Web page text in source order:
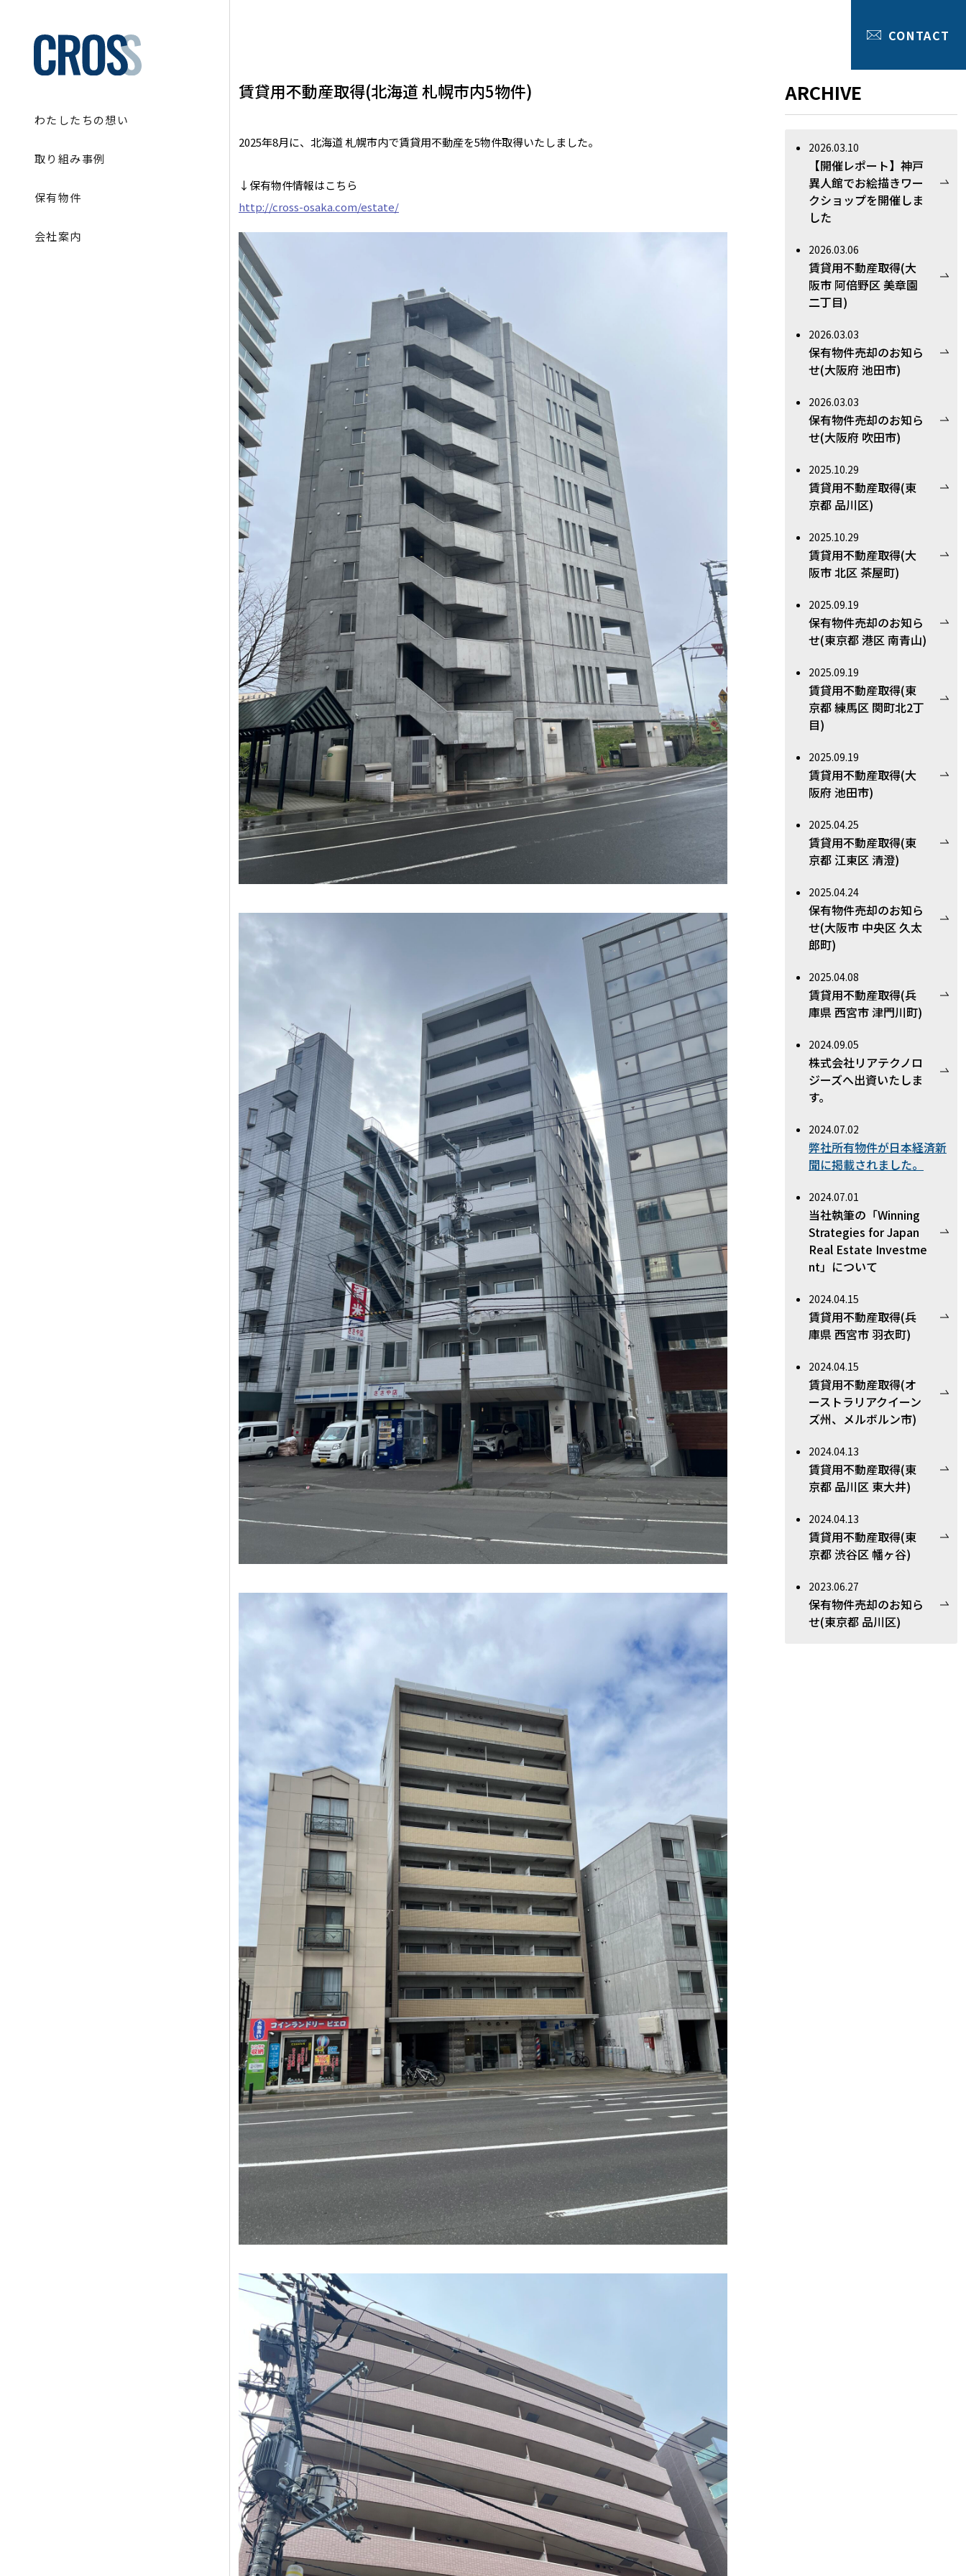
わたしたちの想い
取り組み事例
保有物件
会社案内
CONTACT
賃貸用不動産取得(北海道 札幌市内5物件)
2025年8月に、北海道 札幌市内で賃貸用不動産を5物件取得いたしました。
↓保有物件情報はこちら
http://cross-osaka.com/estate/
ARCHIVE
2026.03.10
【開催レポート】神戸
異人館でお絵描きワー
クショップを開催しま
した
2026.03.06
賃貸用不動産取得(大
阪市 阿倍野区 美章園
二丁目)
2026.03.03
保有物件売却のお知ら
せ(大阪府 池田市)
2026.03.03
保有物件売却のお知ら
せ(大阪府 吹田市)
2025.10.29
賃貸用不動産取得(東
京都 品川区)
2025.10.29
賃貸用不動産取得(大
阪市 北区 茶屋町)
2025.09.19
保有物件売却のお知ら
せ(東京都 港区 南青山)
2025.09.19
賃貸用不動産取得(東
京都 練馬区 関町北2丁
目)
2025.09.19
賃貸用不動産取得(大
阪府 池田市)
2025.04.25
賃貸用不動産取得(東
京都 江東区 清澄)
2025.04.24
保有物件売却のお知ら
せ(大阪市 中央区 久太
郎町)
2025.04.08
賃貸用不動産取得(兵
庫県 西宮市 津門川町)
2024.09.05
株式会社リアテクノロ
ジーズへ出資いたしま
す。
2024.07.02
弊社所有物件が日本経済新
聞に掲載されました。
2024.07.01
当社執筆の「Winning
Strategies for Japan
Real Estate Investme
nt」について
2024.04.15
賃貸用不動産取得(兵
庫県 西宮市 羽衣町)
2024.04.15
賃貸用不動産取得(オ
ーストラリアクイーン
ズ州、メルボルン市)
2024.04.13
賃貸用不動産取得(東
京都 品川区 東大井)
2024.04.13
賃貸用不動産取得(東
京都 渋谷区 幡ヶ谷)
2023.06.27
保有物件売却のお知ら
せ(東京都 品川区)